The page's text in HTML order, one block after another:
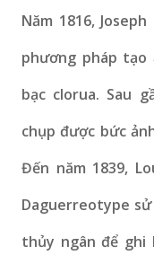
Năm 1816,
phương pháp tạo
bạc clorua. Sau
chụp được bức
Đến năm 1839,
Daguerreotype
thủy ngân để ghi